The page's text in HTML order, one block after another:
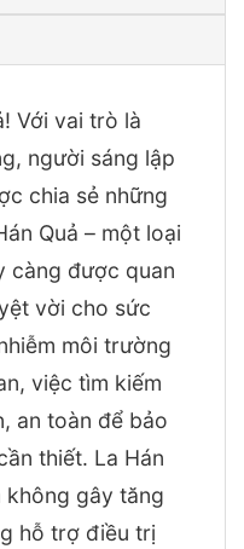
Với vai trò là
người sáng lập
chia sẻ những
Quả – một loại
càng được quan
vời cho sức
môi trường
việc tìm kiếm
an toàn để bảo
thiết. La Hán
không gây tăng
hỗ trợ điều trị